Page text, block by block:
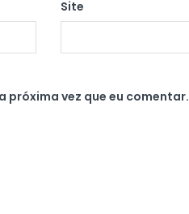
Site
próxima vez que eu comentar.